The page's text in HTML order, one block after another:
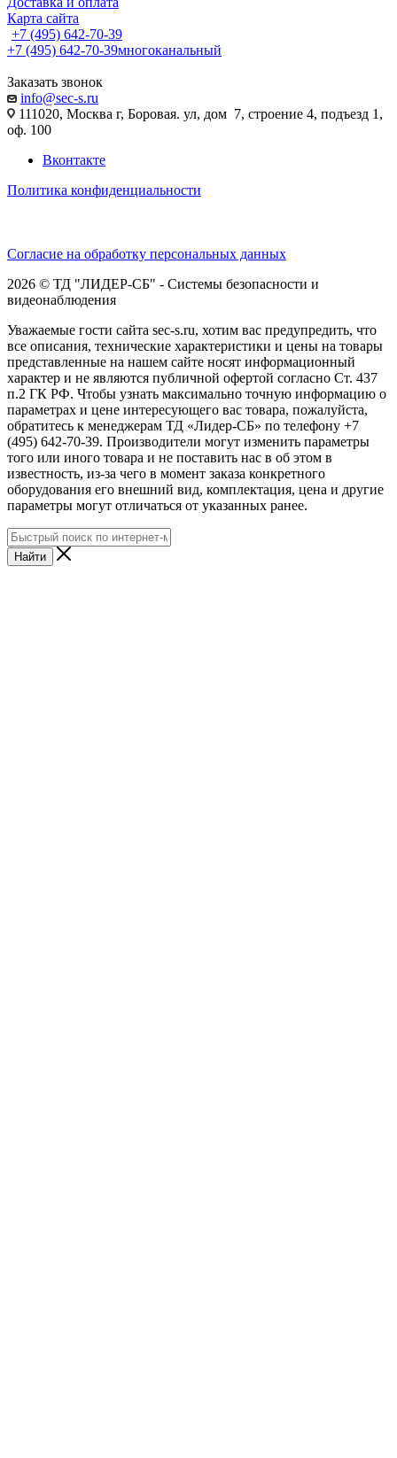
Карта сайта
+7 (495) 642-70-39
+7 (495) 642-70-39многоканальный
Заказать звонок
info@sec-s.ru
111020, Москва г, Боровая. ул, дом 7, строение 4, подъезд 1,
оф. 100
Вконтакте
Политика конфиденциальности
Согласие на обработку персональных данных
2026 © ТД "ЛИДЕР-СБ" - Системы безопасности и
видеонаблюдения
Уважаемые гости сайта sec-s.ru, хотим вас предупредить, что
все описания, технические характеристики и цены на товары
представленные на нашем сайте носят информационный
характер и не являются публичной офертой согласно Ст. 437
п.2 ГК РФ. Чтобы узнать максимально точную информацию о
параметрах и цене интересующего вас товара, пожалуйста,
обратитесь к менеджерам ТД «Лидер-СБ» по телефону +7
(495) 642-70-39. Производители могут изменить параметры
того или иного товара и не поставить нас в об этом в
известность, из-за чего в момент заказа конкретного
оборудования его внешний вид, комплектация, цена и другие
параметры могут отличаться от указанных ранее.
Найти